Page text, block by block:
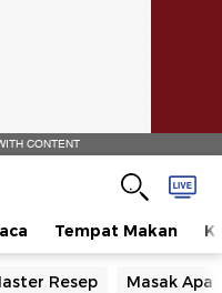
CONTENT
Tempat Makan
Resep Masak Apa